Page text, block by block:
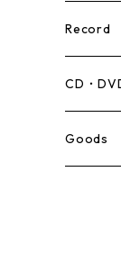
Record
Ska
CD・
Goods